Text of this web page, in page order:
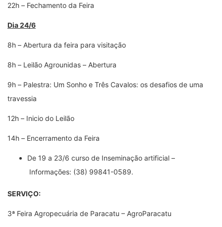
22h – Fechamento da Feira
Dia 24/6
8h – Abertura da feira para visitação
8h – Leilão Agrounidas – Abertura
9h – Palestra: Um Sonho e Três Cavalos: os desafios de uma
travessia
12h – Inicio do Leilão
14h – Encerramento da Feira
De 19 a 23/6 curso de Inseminação artificial –
Informações: (38) 99841-0589.
SERVIÇO:
3ª Feira Agropecuária de Paracatu – AgroParacatu